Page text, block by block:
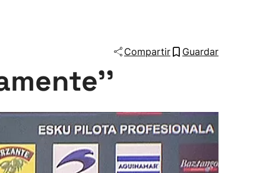
Compartir Guardar